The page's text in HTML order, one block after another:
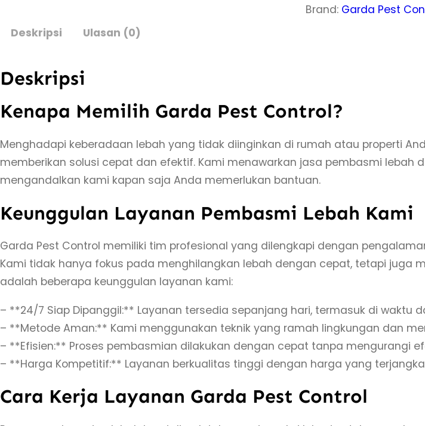
Brand: Garda Pest
Deskripsi
Ulasan (0)
Deskripsi
Kenapa Memilih Garda Pest Control?
Menghadapi keberadaan lebah yang tidak diinginkan di rumah atau properti
memberikan solusi cepat dan efektif. Kami menawarkan jasa pembasmi
mengandalkan kami kapan saja Anda memerlukan bantuan.
Keunggulan Layanan Pembasmi Lebah Kami
Garda Pest Control memiliki tim profesional yang dilengkapi dengan
Kami tidak hanya fokus pada menghilangkan lebah dengan cepat, tetapi juga
adalah beberapa keunggulan layanan kami:
– **24/7 Siap Dipanggil:** Layanan tersedia sepanjang hari, termasuk di waktu
– **Metode Aman:** Kami menggunakan teknik yang ramah lingkungan dan
– **Efisien:** Proses pembasmian dilakukan dengan cepat tanpa mengurangi
– **Harga Kompetitif:** Layanan berkualitas tinggi dengan harga yang
Cara Kerja Layanan Garda Pest Control